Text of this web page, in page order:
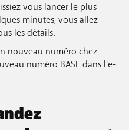
vous lancer le plus
minutes, vous allez
les détails.
nouveau numéro chez
numéro BASE dans l'e-